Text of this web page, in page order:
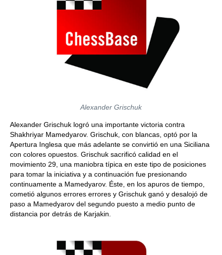
Alexander Grischuk
Alexander Grischuk logró una importante victoria contra
Shakhriyar Mamedyarov. Grischuk, con blancas, optó por la
Apertura Inglesa que más adelante se convirtió en una Siciliana
con colores opuestos. Grischuk sacrificó calidad en el
movimiento 29, una maniobra típica en este tipo de posiciones
para tomar la iniciativa y a continuación fue presionando
continuamente a Mamedyarov. Éste, en los apuros de tiempo,
cometió algunos errores errores y Grischuk ganó y desalojó de
paso a Mamedyarov del segundo puesto a medio punto de
distancia por detrás de Karjakin.